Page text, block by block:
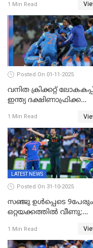
ഇന്ത്യയ്ക്ക് വനിതാ
ലോകകപ്പ്
1 Min Read
Posted On 01-11-2025
വനിത ക്രിക്കറ്റ്
ഇന്ത്യ ദക്ഷിണാഫ്രിക്ക
1 Min Read
LATEST NEWS
Posted On 31-10-2025
സഞ്ജു ഉൾപ്പെടെ 9പേരും
ഒറ്റയക്കത്തിൽ വീണു;
ഹര്‍ഷിതും മാത്രം;
മെല്‍ബണില്‍
1 Min Read